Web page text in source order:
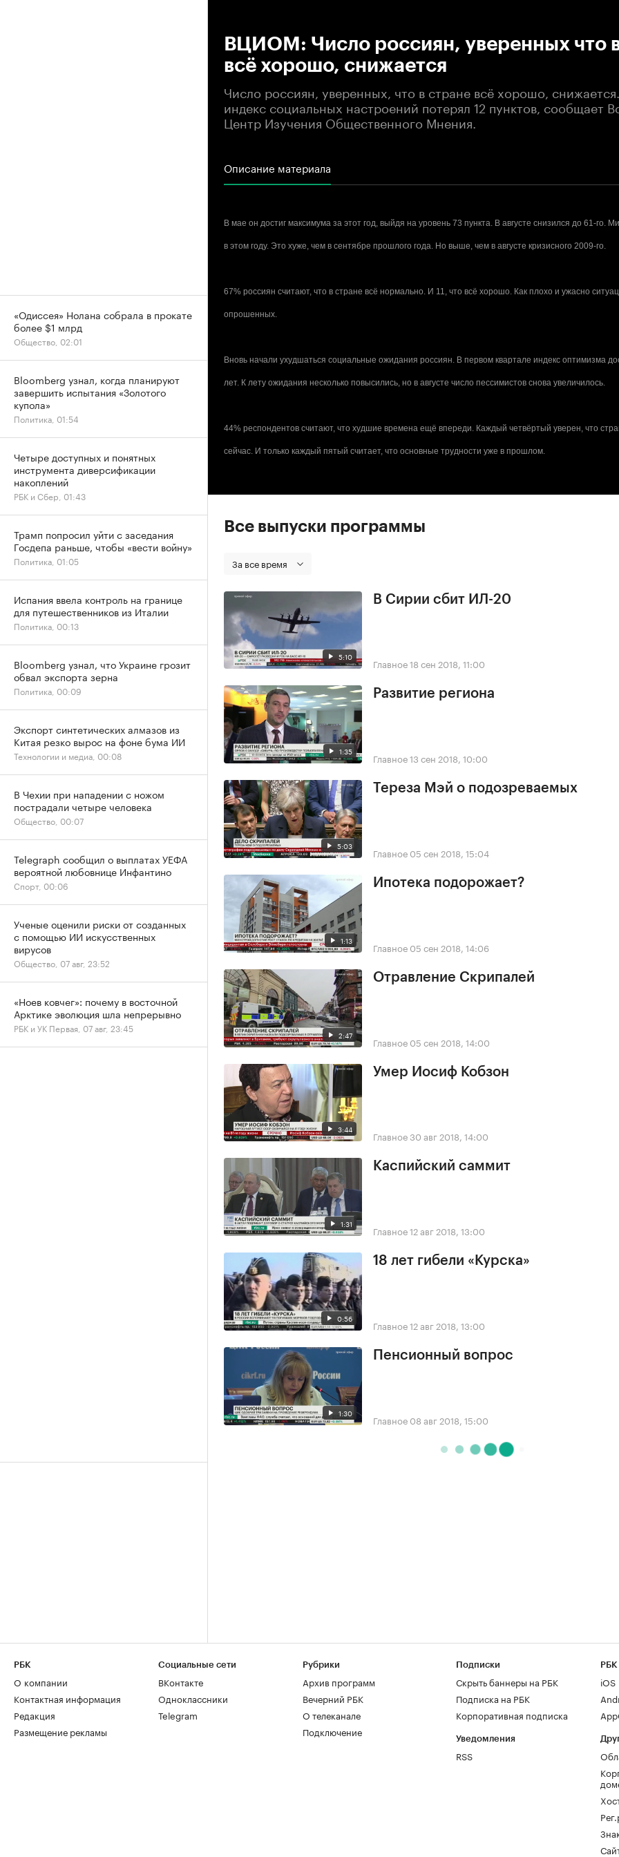
ВЦИОМ: Число россиян, уверенных что
всё хорошо, снижается
Число россиян, уверенных, что в стране всё хорошо,
индекс социальных настроений потерял 12 пунктов, сообщает
Центр Изучения Общественного Мнения.
Описание материала
В мае он достиг максимума за этот год, выйдя на уровень 73 пункта. В августе снизился до 61-го.
в этом году. Это хуже, чем в сентябре прошлого года. Но выше, чем в августе кризисного 2009-го.
67% россиян считают, что в стране всё нормально. И 11, что всё хорошо. Как плохо и ужасно
опрошенных.
Вновь начали ухудшаться социальные ожидания россиян. В первом квартале индекс оптимизма
лет. К лету ожидания несколько повысились, но в августе число пессимистов снова увеличилось.
44% респондентов считают, что худшие времена ещё впереди. Каждый четвёртый уверен, что
сейчас. И только каждый пятый считает, что основные трудности уже в прошлом.
Все выпуски программы
За все время
5:10
В Сирии сбит ИЛ-20
Главное18 сен 2018, 11:00
1:35
Развитие региона
Главное13 сен 2018, 10:00
5:03
Тереза Мэй о подозреваемых
Главное 05 сен 2018, 15:04
1:13
Ипотека подорожает?
Главное 05 сен 2018, 14:06
2:47
Отравление Скрипалей
Главное 05 сен 2018, 14:00
3:44
Умер Иосиф Кобзон
Главное30 авг 2018, 14:00
1:31
Каспийский саммит
Главное12 авг 2018, 13:00
0:56
18 лет гибели «Курска»
Главное12 авг 2018, 13:00
1:30
Пенсионный вопрос
Главное 08 авг 2018, 15:00
«Одиссея» Нолана собрала в прокате
более $1 млрд
Общество, 02:01
Bloomberg узнал, когда планируют
завершить испытания «Золотого
купола»
Политика, 01:54
Четыре доступных и понятных
инструмента диверсификации
накоплений
РБК и Сбер, 01:43
Трамп попросил уйти с заседания
Госдепа раньше, чтобы «вести войну»
Политика, 01:05
Испания ввела контроль на границе
для путешественников из Италии
Политика, 00:13
Bloomberg узнал, что Украине грозит
обвал экспорта зерна
Политика, 00:09
Экспорт синтетических алмазов из
Китая резко вырос на фоне бума ИИ
Технологии и медиа, 00:08
В Чехии при нападении с ножом
пострадали четыре человека
Общество, 00:07
Telegraph сообщил о выплатах УЕФА
вероятной любовнице Инфантино
Спорт, 00:06
Ученые оценили риски от созданных
с помощью ИИ искусственных
вирусов
Общество, 07 авг, 23:52
«Ноев ковчег»: почему в восточной
Арктике эволюция шла непрерывно
РБК и УК Первая, 07 авг, 23:45
РБК
О компании
Контактная информация
Редакция
Размещение рекламы
Социальные сети
ВКонтакте
Одноклассники
Telegram
Рубрики
Архив программ
Вечерний РБК
О телеканале
Подключение
Подписки
Скрыть баннеры на РБК
Подписка на РБК
Корпоративная подписка
Уведомления
RSS
РБК
iOS